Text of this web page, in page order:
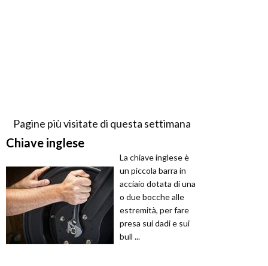
Pagine più visitate di questa settimana
Chiave inglese
La chiave inglese è
un piccola barra in
acciaio dotata di una
o due bocche alle
estremità, per fare
presa sui dadi e sui
bull ...